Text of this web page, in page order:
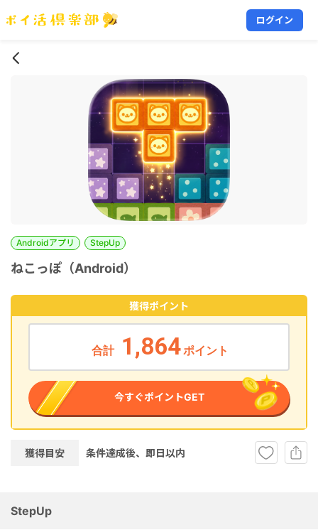
ログイン
Androidアプリ StepUp
ねこっぽ（Android）
獲得ポイント
合計 1,864ポイント
今すぐポイントGET
獲得目安 条件達成後、即日以内
StepUp